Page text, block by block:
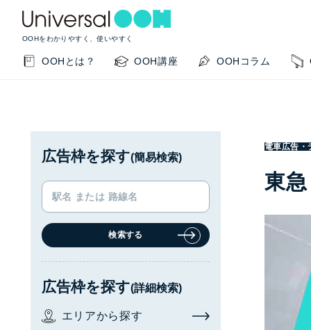
OOHをわかりやすく、使いやすく
OOHとは？ OOH講座 OOHコラム
KEYWORD SEARCH
サイト内検索
閉じる
GUIDE
このサイトの使い方
電車広告・
東
広告枠を探す(簡易検索)
検索する
広告枠を探す(詳細検索)
エリアから探す